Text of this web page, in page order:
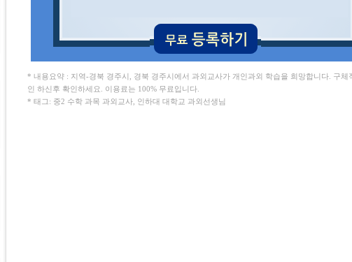
* 내용요약 : 지역-경북 경주시, 경북 경주시에서 과외교사가 개인과외 학습을 희망합니다. 구체
인 하신후 확인하세요. 이용료는 100% 무료입니다.
* 태그: 중2 수학 과목 과외교사, 인하대 대학교 과외선생님